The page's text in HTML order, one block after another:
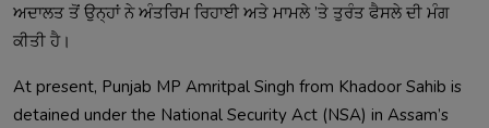
ਅਦਾਲਤ ਤੋਂ ਉਨ੍ਹਾਂ ਨੇ ਅੰਤਰਿਮ ਰਿਹਾਈ ਅਤੇ ਮਾਮਲੇ ’ਤੇ ਤੁਰੰਤ ਫੈਸਲੇ ਦੀ ਮੰਗ
ਕੀਤੀ ਹੈ।
At present, Punjab MP Amritpal Singh from Khadoor Sahib is
detained under the National Security Act (NSA) in Assam’s